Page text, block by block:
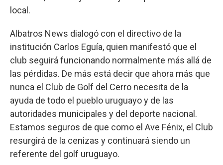
local.
Albatros News dialogó con el directivo de la
institución Carlos Eguía, quien manifestó que el
club seguirá funcionando normalmente más allá de
las pérdidas. De más está decir que ahora más que
nunca el Club de Golf del Cerro necesita de la
ayuda de todo el pueblo uruguayo y de las
autoridades municipales y del deporte nacional.
Estamos seguros de que como el Ave Fénix, el Club
resurgirá de la cenizas y continuará siendo un
referente del golf uruguayo.